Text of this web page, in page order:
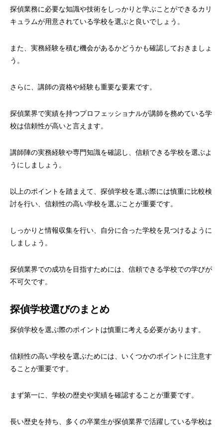
探偵業務に必要な知識や技術をしっかりと学ぶことができるカリ
キュラムが用意されている学校を選ぶと良いでしょう。
また、実務経験を積む機会があるかどうかも確認しておきましょ
う。
さらに、講師の資格や経験も重要な要素です。
探偵業界で実績を持つプロフェッショナルが講師を務めている学
校は信頼性が高いと言えます。
講師陣の実務経験や専門知識を確認し、信頼できる学校を選ぶよ
うにしましょう。
以上のポイントを踏まえて、探偵学校を選ぶ際には慎重に比較検
討を行い、信頼性の高い学校を選ぶことが重要です。
しっかりと情報収集を行い、自分に合った学校を見つけるように
しましょう。
探偵業界での成功を目指すためには、信頼できる学校での学びが
不可欠です。
探偵学校選びのまとめ
探偵学校を選ぶ際のポイントは慎重に考える必要があります。
信頼性の高い学校を選ぶためには、いくつかのポイントに注意す
ることが重要です。
まず第一に、学校の歴史や実績を確認することが重要です。
長い歴史を持ち、多くの卒業生が探偵業界で活躍している学校は